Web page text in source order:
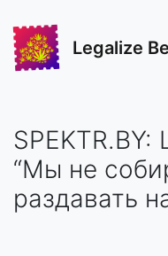
Legalize
“Мы не
раздавать